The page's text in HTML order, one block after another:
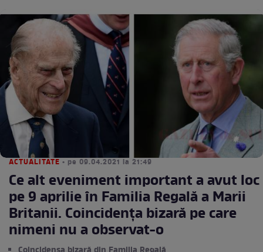
ACTUALITATE • pe 09.04.2021 la 21:49
Ce alt eveniment important a avut loc
pe 9 aprilie în Familia Regală a Marii
Britanii. Coincidența bizară pe care
nimeni nu a observat-o